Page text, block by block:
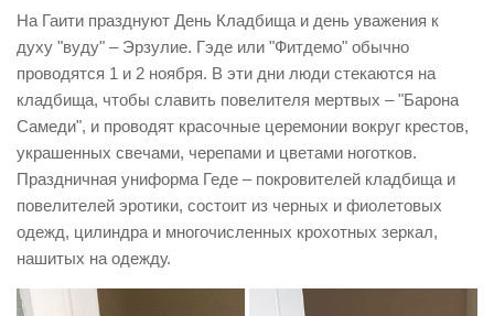
На Гаити празднуют День Кладбища и день уважения к
духу "вуду" – Эрзулие. Гэде или "Фитдемо" обычно
проводятся 1 и 2 ноября. В эти дни люди стекаются на
кладбища, чтобы славить повелителя мертвых – "Барона
Самеди", и проводят красочные церемонии вокруг крестов,
украшенных свечами, черепами и цветами ноготков.
Праздничная униформа Геде – покровителей кладбища и
повелителей эротики, состоит из черных и фиолетовых
одежд, цилиндра и многочисленных крохотных зеркал,
нашитых на одежду.